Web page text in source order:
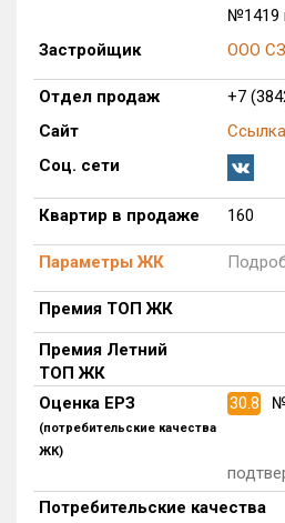
Многоквартирных домов
Блокированных домов
Домов с апартаментами
Блокированных домов
Квартир, апартаментов,
блоков в БД
№1419
Застройщик
ООО
Отдел продаж
+7
Сайт
Ссылка
Соц. сети
Квартир в продаже 160
Параметры ЖК
Премия ТОП ЖК
Премия Летний
ТОП ЖК
Оценка ЕРЗ
(потребительские качества
ЖК)
30.8
Потребительские качества